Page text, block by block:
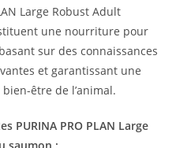
Large Robust Adult
une nourriture pour
sur des connaissances
et garantissant une
être de l’animal.
PURINA PRO PLAN Large